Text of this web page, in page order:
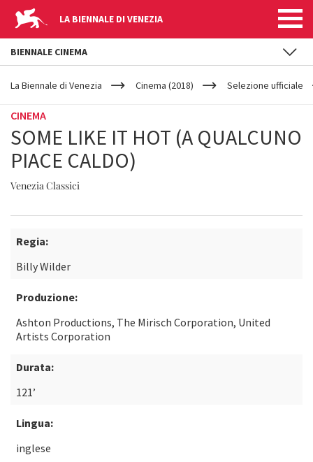
LA BIENNALE DI VENEZIA
YOUR
ARE
La Biennale di Venezia Cinema (2018) Selezione ufficiale
CINEMA
SOME LIKE IT HOT (A QUALCUNO
PIACE CALDO)
Venezia Classici
Regia:
Billy Wilder
Produzione:
Ashton Productions, The Mirisch Corporation, United
Artists Corporation
Durata:
121’
Lingua:
inglese
BIENNALE CINEMA